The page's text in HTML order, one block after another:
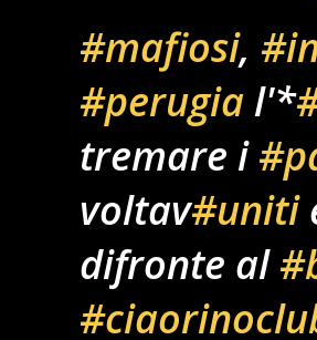
#mafiosi,
#perugia l'*
tremare i
voltav#uniti
difronte al